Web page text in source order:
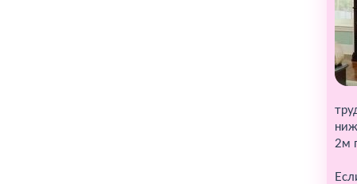
2м